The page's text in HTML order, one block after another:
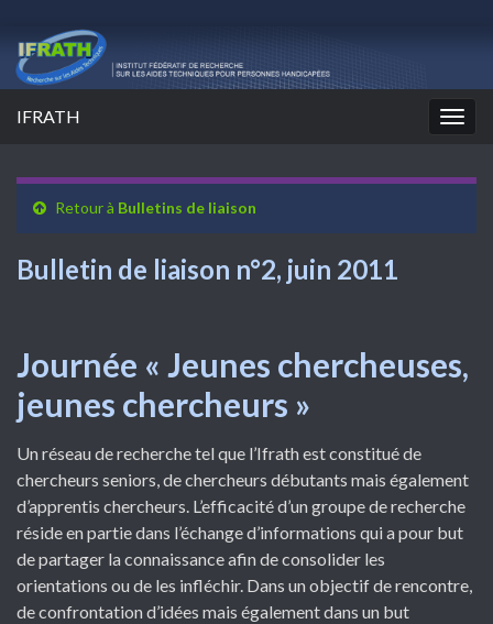
IFRATH
Retour à Bulletins de liaison
Bulletin de liaison n°2, juin 2011
Journée « Jeunes chercheuses,
jeunes chercheurs »
Un réseau de recherche tel que l’Ifrath est constitué de
chercheurs seniors, de chercheurs débutants mais également
d’apprentis chercheurs. L’efficacité d’un groupe de recherche
réside en partie dans l’échange d’informations qui a pour but
de partager la connaissance afin de consolider les
orientations ou de les infléchir. Dans un objectif de rencontre,
de confrontation d’idées mais également dans un but